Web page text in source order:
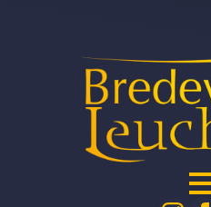
Schlagwort:
huifkarroute